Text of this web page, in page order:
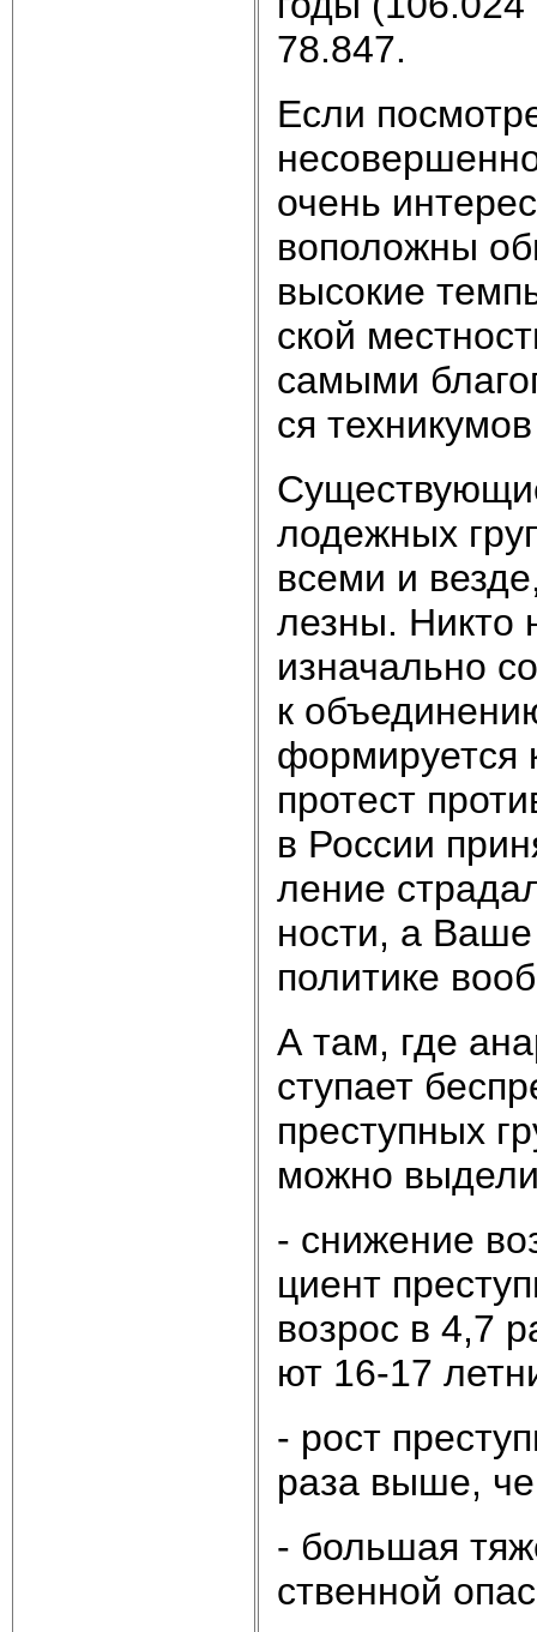
78.847.
Ес­ли
очень
во­по­лож­ны
вы­со­кие
ской
са­мы­ми
ся
ло­деж­ных
все­ми и
лез­ны. Ни­кто
из­на­чаль­но
к
фор­ми­ру­ет­ся
про­тест
в Рос­сии
ле­ние
но­сти, а
по­ли­ти­ке
А там, где
сту­па­ет
пре­ступ­ных
мож­но
- сни­же­ние
ци­ент
воз­рос в 4,7
ют 16-17
- рост
раза вы­ше,
- боль­шая
ст­вен­ной